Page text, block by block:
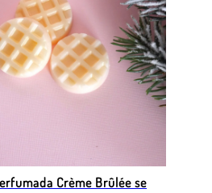
Crème Brûlée se